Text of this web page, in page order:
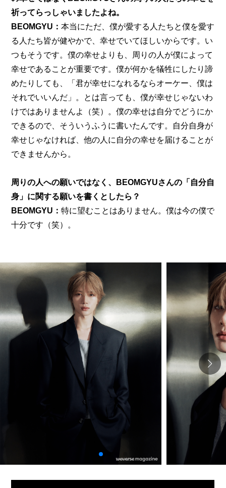
祈ってらっしゃいましたよね。
BEOMGYU：本当にただ、僕が愛する人たちと僕を愛す
る人たち皆が健やかで、幸せでいてほしいからです。い
つもそうです。僕の幸せよりも、周りの人が僕によって
幸せであることが重要です。僕が何かを犠牲にしたり諦
めたりしても、「君が幸せになれるならオーケー、僕は
それでいいんだ」。とは言っても、僕が幸せじゃないわ
けではありませんよ（笑）。僕の幸せは自分でどうにか
できるので、そういうふうに書いたんです。自分自身が
幸せじゃなければ、他の人に自分の幸せを届けることが
できませんから。
周りの人への願いではなく、BEOMGYUさんの「自分自
身」に関する願いを書くとしたら？
BEOMGYU：特に望むことはありません。僕は今の僕で
十分です（笑）。